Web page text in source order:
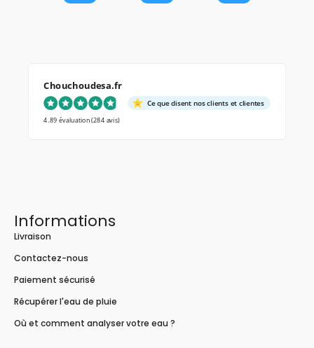
Chouchoudesa.fr
Ce que disent nos clients et clientes
4.89 évaluation(284 avis)
Informations
Livraison
Contactez-nous
Paiement sécurisé
Récupérer l'eau de pluie
Où et comment analyser votre eau ?